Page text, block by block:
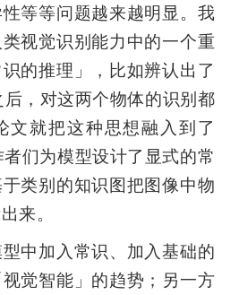
等等问题越来越明显。我
视觉识别能力中的一个重
的推理」，比如辨认出了
，对这两个物体的识别都
文就把这种思想融入到了
们为模型设计了显式的常
类别的知识图把图像中物
来。
中加入常识、加入基础的
觉智能」的趋势；另一方